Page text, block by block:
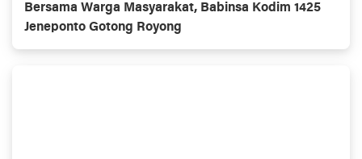
Bersama Warga Masyarakat, Babinsa Kodim 1425
Jeneponto Gotong Royong